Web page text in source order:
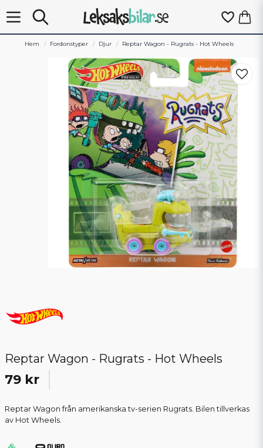
Hem Fordonstyper Djur Reptar Wagon - Rugrats - Hot Wheels
Reptar Wagon - Rugrats - Hot Wheels
79 kr
Reptar Wagon från amerikanska tv-serien Rugrats. Bilen tillverkas
av Hot Wheels.